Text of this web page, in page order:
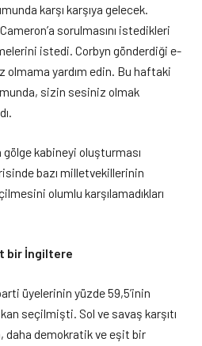
karşı karşıya gelecek.
sorulmasını istedikleri
istedi. Corbyn gönderdiği e-
yardım edin. Bu haftaki
sizin sesiniz olmak
kabineyi oluşturması
bazı milletvekillerinin
olumlu karşılamadıkları
bir İngiltere
üyelerinin yüzde 59,5’inin
seçilmişti. Sol ve savaş karşıtı
daha demokratik ve eşit bir